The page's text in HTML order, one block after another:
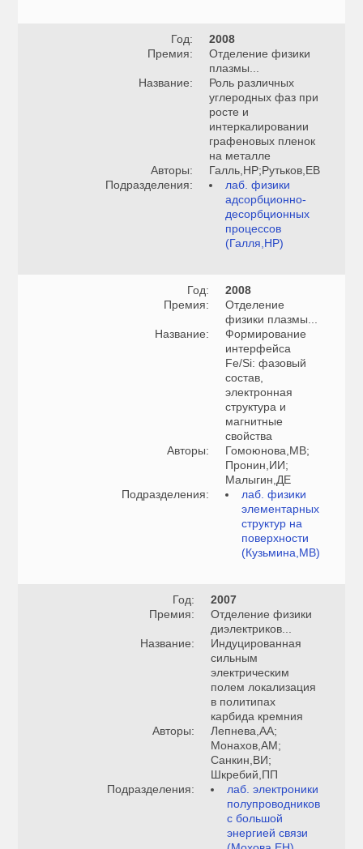
Год:
2008
Премия:
Отделение физики
плазмы...
Название:
Роль различных
углеродных фаз при
росте и
интеркалировании
графеновых пленок
на металле
Авторы:
Галль,НР;Рутьков,ЕВ
Подразделения:
лаб. физики
адсорбционно-
десорбционных
процессов
(Галля,НР)
Год:
2008
Премия:
Отделение
физики плазмы...
Название:
Формирование
интерфейса
Fe/Si: фазовый
состав,
электронная
структура и
магнитные
свойства
Авторы:
Гомоюнова,МВ;
Пронин,ИИ;
Малыгин,ДЕ
Подразделения:
лаб. физики
элементарных
структур на
поверхности
(Кузьмина,МВ)
Год:
2007
Премия:
Отделение физики
диэлектриков...
Название:
Индуцированная
сильным
электрическим
полем локализация
в политипах
карбида кремния
Авторы:
Лепнева,АА;
Монахов,АМ;
Санкин,ВИ;
Шкребий,ПП
Подразделения:
лаб. электроники
полупроводников
с большой
энергией связи